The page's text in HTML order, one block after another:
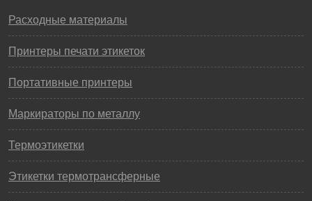
Расходные материалы
Принтеры печати этикеток
Портативные принтеры
Маркираторы по металлу
Термоэтикетки
Этикетки термотрансферные